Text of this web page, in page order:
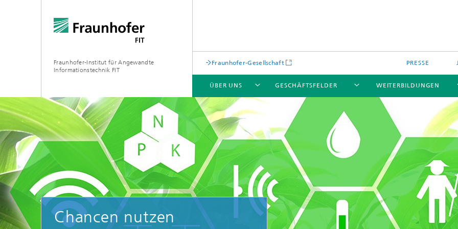
Fraunhofer-Institut für Angewandte
Informationstechnik FIT
Fraunhofer-Gesellschaft PRESSE
ÜBER UNS
ÜBER UNS
GESCHÄFTSFELDER
GESCHÄFTSFELDER
Biomolekulare optische Systeme
Fraunhofer Blockchain-Labor
WEITERBILDUNGEN
WEITERBILDUNGEN
PUBLIKATIONEN
Chancen nutzen